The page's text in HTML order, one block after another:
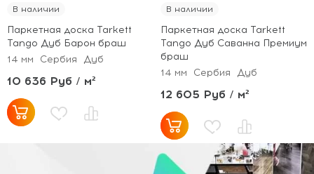
В наличии
Паркетная доска Tarkett
Tango Дуб Барон браш
14 мм
Сербия Дуб
10 636 Руб / м²
В наличии
Паркетная доска Tarkett
Tango Дуб Саванна Премиум
браш
14 мм
Сербия Дуб
12 605 Руб / м²